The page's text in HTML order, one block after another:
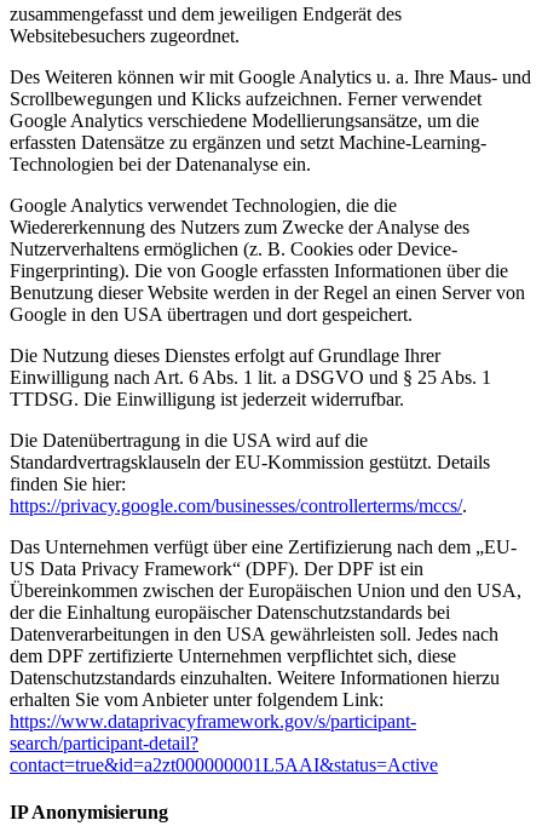
zusammengefasst und dem jeweiligen Endgerät des
Websitebesuchers zugeordnet.
Des Weiteren können wir mit Google Analytics u. a. Ihre Maus- und
Scrollbewegungen und Klicks aufzeichnen. Ferner verwendet
Google Analytics verschiedene Modellierungsansätze, um die
erfassten Datensätze zu ergänzen und setzt Machine-Learning-
Technologien bei der Datenanalyse ein.
Google Analytics verwendet Technologien, die die
Wiedererkennung des Nutzers zum Zwecke der Analyse des
Nutzerverhaltens ermöglichen (z. B. Cookies oder Device-
Fingerprinting). Die von Google erfassten Informationen über die
Benutzung dieser Website werden in der Regel an einen Server von
Google in den USA übertragen und dort gespeichert.
Die Nutzung dieses Dienstes erfolgt auf Grundlage Ihrer
Einwilligung nach Art. 6 Abs. 1 lit. a DSGVO und § 25 Abs. 1
TTDSG. Die Einwilligung ist jederzeit widerrufbar.
Die Datenübertragung in die USA wird auf die
Standardvertragsklauseln der EU-Kommission gestützt. Details
finden Sie hier:
https://privacy.google.com/businesses/controllerterms/mccs/.
Das Unternehmen verfügt über eine Zertifizierung nach dem „EU-
US Data Privacy Framework“ (DPF). Der DPF ist ein
Übereinkommen zwischen der Europäischen Union und den USA,
der die Einhaltung europäischer Datenschutzstandards bei
Datenverarbeitungen in den USA gewährleisten soll. Jedes nach
dem DPF zertifizierte Unternehmen verpflichtet sich, diese
Datenschutzstandards einzuhalten. Weitere Informationen hierzu
erhalten Sie vom Anbieter unter folgendem Link:
https://www.dataprivacyframework.gov/s/participant-
search/participant-detail?
contact=true&id=a2zt000000001L5AAI&status=Active
IP Anonymisierung